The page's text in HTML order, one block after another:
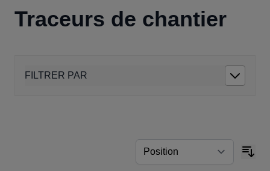
Traceurs de chantier
FILTRER PAR